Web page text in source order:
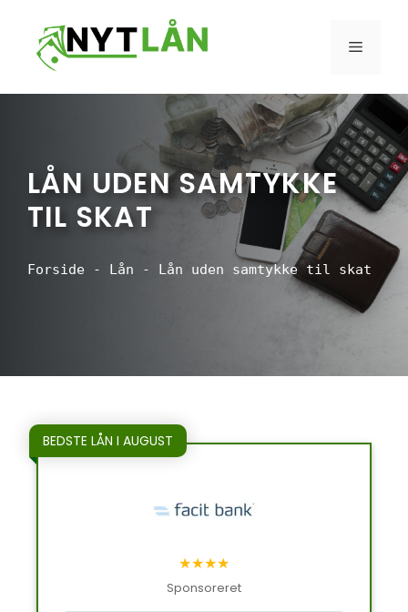
indhold
MENU
LÅN UDEN SAMTYKKE
TIL SKAT
Forside - Lån - Lån uden samtykke til skat
BEDSTE LÅN I AUGUST
★★★★
Sponsoreret